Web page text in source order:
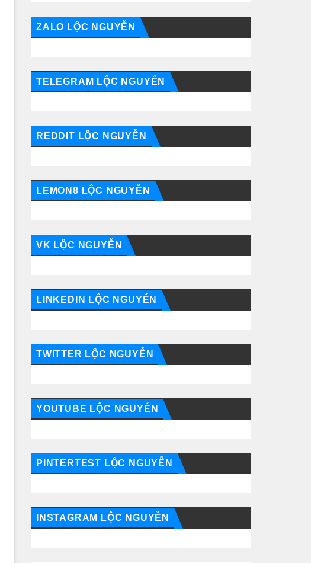
ZALO LỘC NGUYỄN
TELEGRAM LỘC NGUYỄN
REDDIT LỘC NGUYỄN
LEMON8 LỘC NGUYỄN
VK LỘC NGUYỄN
LINKEDIN LỘC NGUYỄN
TWITTER LỘC NGUYỄN
YOUTUBE LỘC NGUYỄN
PINTERTEST LỘC NGUYỄN
INSTAGRAM LỘC NGUYỄN